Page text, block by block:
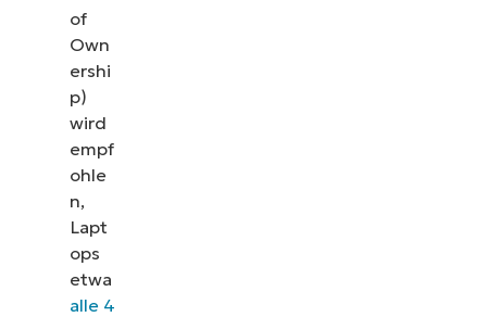
of
Own
ershi
p)
wird
empf
ohle
n,
Lapt
ops
etwa
alle 4